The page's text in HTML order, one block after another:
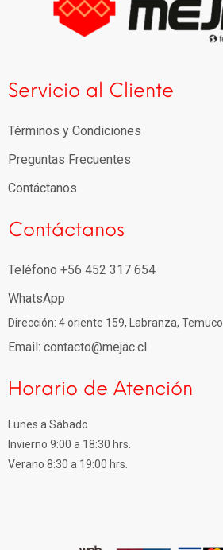
Servicio al Cliente
Términos y Condiciones
Preguntas Frecuentes
Contáctanos
Contáctanos
Teléfono +56 452 317 654
WhatsApp
Dirección: 4 oriente 159, Labranza, Temuco.
Email: contacto@mejac.cl
Horario de Atención
Lunes a Sábado
Invierno 9:00 a 18:30 hrs.
Verano 8:30 a 19:00 hrs.